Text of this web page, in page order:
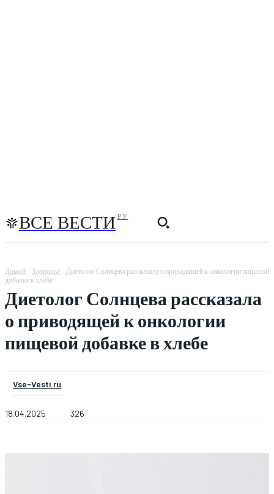
ВСЕ ВЕСТИ РУ
Домой Здоровье
Диетолог Солнцева рассказала о приводящей к онкологии пищевой
добавке в хлебе
Диетолог Солнцева рассказала
о приводящей к онкологии
пищевой добавке в хлебе
Vse-Vesti.ru
18.04.2025 326